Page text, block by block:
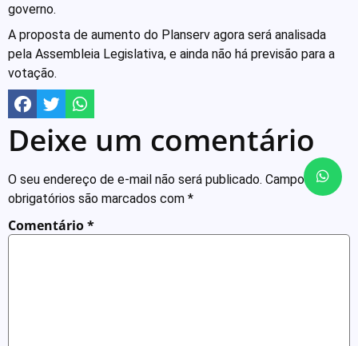
governo.
A proposta de aumento do Planserv agora será analisada
pela Assembleia Legislativa, e ainda não há previsão para a
votação.
Deixe um comentário
O seu endereço de e-mail não será publicado. Campos
obrigatórios são marcados com *
Comentário*